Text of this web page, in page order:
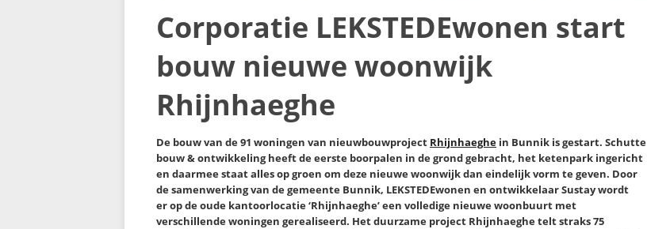
Corporatie LEKSTEDEwonen start
bouw nieuwe woonwijk
Rhijnhaeghe
De bouw van de 91 woningen van nieuwbouwproject Rhijnhaeghe in Bunnik is gestart. Schutte
bouw & ontwikkeling heeft de eerste boorpalen in de grond gebracht, het ketenpark ingericht
en daarmee staat alles op groen om deze nieuwe woonwijk dan eindelijk vorm te geven. Door
de samenwerking van de gemeente Bunnik, LEKSTEDEwonen en ontwikkelaar Sustay wordt
er op de oude kantoorlocatie ‘Rhijnhaeghe’ een volledige nieuwe woonbuurt met
verschillende woningen gerealiseerd. Het duurzame project Rhijnhaeghe telt straks 75